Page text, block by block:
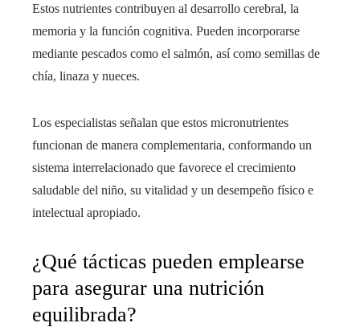
Estos nutrientes contribuyen al desarrollo cerebral, la
memoria y la función cognitiva. Pueden incorporarse
mediante pescados como el salmón, así como semillas de
chía, linaza y nueces.
Los especialistas señalan que estos micronutrientes
funcionan de manera complementaria, conformando un
sistema interrelacionado que favorece el crecimiento
saludable del niño, su vitalidad y un desempeño físico e
intelectual apropiado.
¿Qué tácticas pueden emplearse
para asegurar una nutrición
equilibrada?